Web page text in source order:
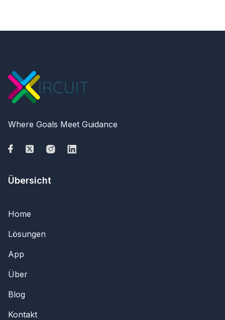
Where Goals Meet Guidance
Übersicht
Home
Lösungen
App
Über
Blog
Kontakt